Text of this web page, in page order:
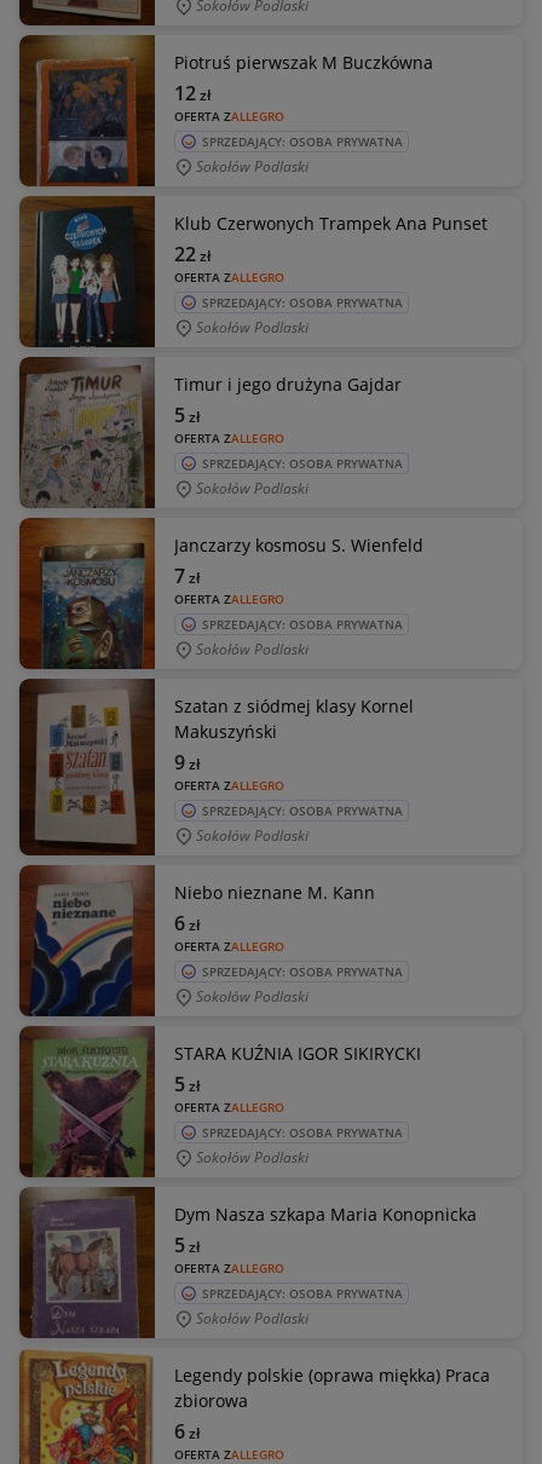
Sokołów Podlaski
Piotruś pierwszak M Buczkówna
OFERTA ZALLEGRO
12zł
SPRZEDAJĄCY: OSOBA PRYWATNA
Sokołów Podlaski
Klub Czerwonych Trampek Ana Punset
OFERTA ZALLEGRO
22zł
SPRZEDAJĄCY: OSOBA PRYWATNA
Sokołów Podlaski
Timur i jego drużyna Gajdar
OFERTA ZALLEGRO
5zł
SPRZEDAJĄCY: OSOBA PRYWATNA
Sokołów Podlaski
Janczarzy kosmosu S. Wienfeld
OFERTA ZALLEGRO
7zł
SPRZEDAJĄCY: OSOBA PRYWATNA
Sokołów Podlaski
Szatan z siódmej klasy Kornel
Makuszyński
OFERTA ZALLEGRO
9zł
SPRZEDAJĄCY: OSOBA PRYWATNA
Sokołów Podlaski
Niebo nieznane M. Kann
OFERTA ZALLEGRO
6zł
SPRZEDAJĄCY: OSOBA PRYWATNA
Sokołów Podlaski
STARA KUŹNIA IGOR SIKIRYCKI
OFERTA ZALLEGRO
5zł
SPRZEDAJĄCY: OSOBA PRYWATNA
Sokołów Podlaski
Dym Nasza szkapa Maria Konopnicka
OFERTA ZALLEGRO
5zł
SPRZEDAJĄCY: OSOBA PRYWATNA
Sokołów Podlaski
Legendy polskie (oprawa miękka) Praca
zbiorowa
OFERTA ZALLEGRO
6zł